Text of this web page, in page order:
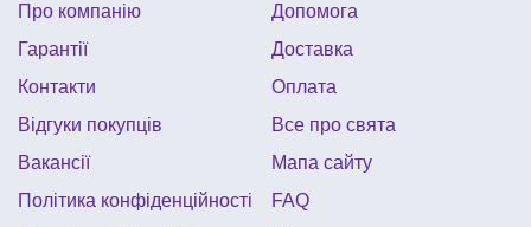
купити українську символіку
день дурня
американська вечірка
вечірка в стилі ретро
Про компанію
Гарантії
Контакти
Відгуки покупців
Вакансії
Політика конфіденційності
Допомога
Доставка
Оплата
Все про свята
Мапа сайту
FAQ